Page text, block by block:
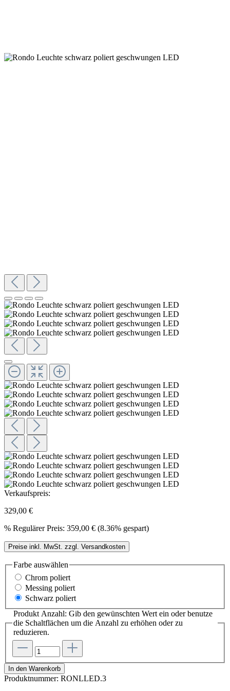
Verkaufspreis:
329,00 €
% Regulärer Preis: 359,00 € (8.36% gespart)
Preise inkl. MwSt. zzgl. Versandkosten
Farbe auswählen
Chrom poliert
Messing poliert
Schwarz poliert
Produkt Anzahl: Gib den gewünschten Wert ein oder benutze
die Schaltflächen um die Anzahl zu erhöhen oder zu
reduzieren.
In den Warenkorb
Produktnummer: RONLLED.3